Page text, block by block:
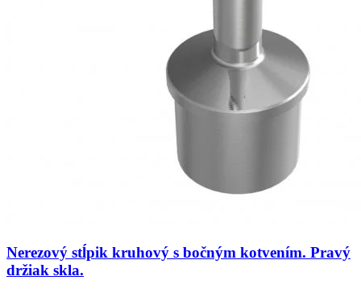
Nerezový stĺpik kruhový s bočným kotvením. Pravý
držiak skla.